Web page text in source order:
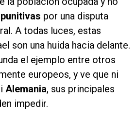
por una disputa
A todas luces, estas
son una huida hacia delante.
el ejemplo entre otros
europeos, y ve que ni
Alemania, sus principales
impedir.